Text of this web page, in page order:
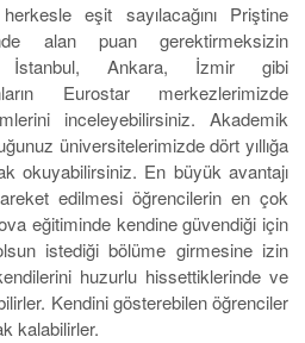
eşit sayılacağını Priştine
alan puan gerektirmeksizin
İstanbul, Ankara, İzmir gibi
Eurostar merkezlerimizde
inceleyebilirsiniz. Akademik
üniversitelerimizde dört yıllığa
okuyabilirsiniz. En büyük avantajı
edilmesi öğrencilerin en çok
eğitiminde kendine güvendiği için
istediği bölüme girmesine izin
huzurlu hissettiklerinde ve
Kendini gösterebilen öğrenciler
kalabilirler.